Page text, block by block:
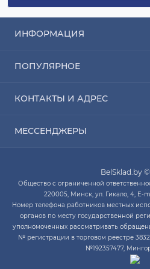
ИНФОРМАЦИЯ
Оплата
О компании
Карта сайта
ПОПУЛЯРНОЕ
Насосы для воды
Котлы отопления
КОНТАКТЫ И АДРЕС
до 14:00
ПН-ЧТ с 9:00 до 20:00
ПТ с 9:00 до 19:00
СБ с 10:00 до 14:00
МЕССЕНДЖЕРЫ
WhatsApp
Skype
BelSklad.by
Общество с ограниченной
220005, Минск, ул. Гикало, 4, E-
Номер телефона работников местных
органов по месту государственной
уполномоченных рассматривать
№ регистрации в торговом реестре
№192357477,